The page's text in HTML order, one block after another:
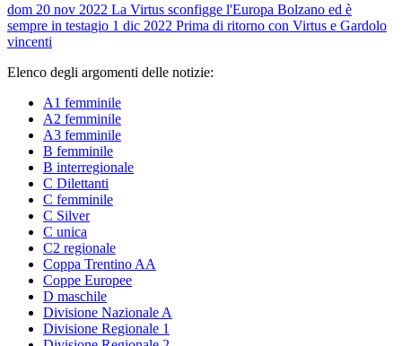
dom 20 nov 2022 La Virtus sconfigge l'Europa Bolzano ed è
sempre in testagio 1 dic 2022 Prima di ritorno con Virtus e Gardolo
vincenti
Elenco degli argomenti delle notizie:
A1 femminile
A2 femminile
A3 femminile
B femminile
B interregionale
C Dilettanti
C femminile
C Silver
C unica
C2 regionale
Coppa Trentino AA
Coppe Europee
D maschile
Divisione Nazionale A
Divisione Regionale 1